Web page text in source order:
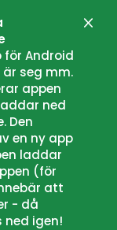
Android
seg mm.
appen
ned
Den
en ny app
laddar
(för
att
- då
ned igen!